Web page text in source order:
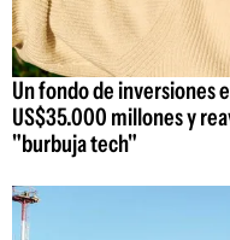
Un fondo de inversiones
US$35.000 millones y
"burbuja tech"